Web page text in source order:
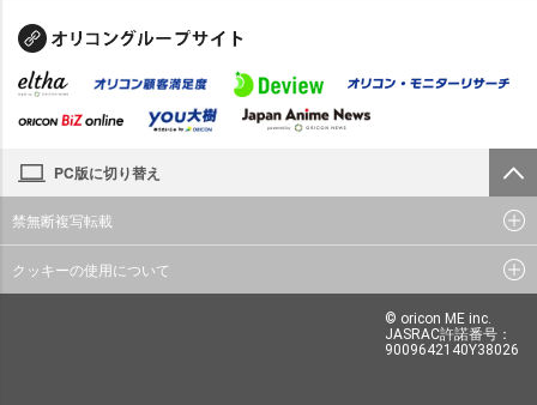
PC版に切り替え
禁無断複写転載
クッキーの使用について
© oricon ME inc.
JASRAC許諾番号：
9009642140Y38026